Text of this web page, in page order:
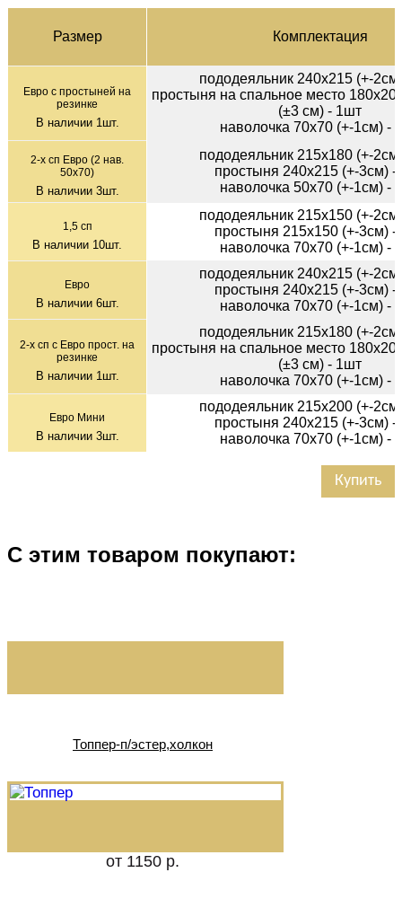
Раз­мер Ком­плек­тация
Евро с простыней на
резинке
В наличии 1 шт.
пододеяльник 240х215 (+-
простыня на спальное место
(±3 см) - 1шт
наволочка 70х70 (+-1см) -
2-х сп Евро (2 нав.
50х70)
В наличии 3шт.
пододеяльник 215х180 (+-
простыня 240х215 (+-3см) -
наволочка 50х70 (+-1см) -
1,5 сп
В наличии 10шт.
пододеяльник 215х150 (+-
простыня 215х150 (+-3см) -
наволочка 70х70 (+-1см) -
Евро
В наличии 6шт.
пододеяльник 240х215 (+-
простыня 240х215 (+-3см) -
наволочка 70х70 (+-1см) -
2-х сп с Евро прост. на
резинке
В наличии 1 шт.
пододеяльник 215х180 (+-
простыня на спальное место
(±3 см) - 1шт
наволочка 70х70 (+-1см) -
Евро Мини
В наличии 3шт.
пододеяльник 215х200 (+-
простыня 240х215 (+-3см) -
наволочка 70х70 (+-1см) -
Купить
С этим товаром покупают:
Топпер-п/эстер,холкон
от 1150 р.